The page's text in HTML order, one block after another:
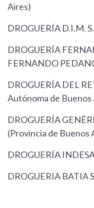
Aires)
DROGUERÍA D.I.M.
DROGUERÍA
FERNANDO
DROGUERÍA DEL
Autónoma de Buenos
DROGUERÍA
(Provincia de Buenos
DROGUERÍA
DROGUERIA BATIA